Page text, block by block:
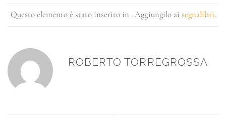
Questo elemento è stato inserito in . Aggiungilo ai segnalibri.
ROBERTO TORREGROSSA